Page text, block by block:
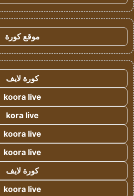
موقع كورة
كورة لايف
koora live
kora live
koora live
koora live
كورة لايف
koora live